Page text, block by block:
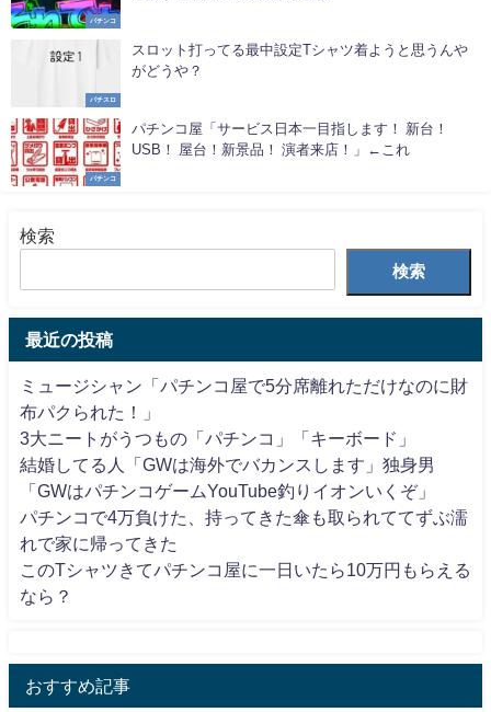
パチンコ
パチスロ
スロット打ってる最中設定Tシャツ着ようと思うんや
がどうや？
パチンコ
パチンコ屋「サービス日本一目指します！ 新台！
USB！ 屋台！新景品！ 演者来店！」←これ
検索
検索
最近の投稿
ミュージシャン「パチンコ屋で5分席離れただけなのに財
布パクられた！」
3大ニートがうつもの「パチンコ」「キーボード」
結婚してる人「GWは海外でバカンスします」独身男
「GWはパチンコゲームYouTube釣りイオンいくぞ」
パチンコで4万負けた、持ってきた傘も取られててずぶ濡
れで家に帰ってきた
このTシャツきてパチンコ屋に一日いたら10万円もらえる
なら？
おすすめ記事